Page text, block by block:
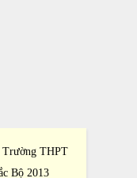
Trường THPT
Bộ 2013